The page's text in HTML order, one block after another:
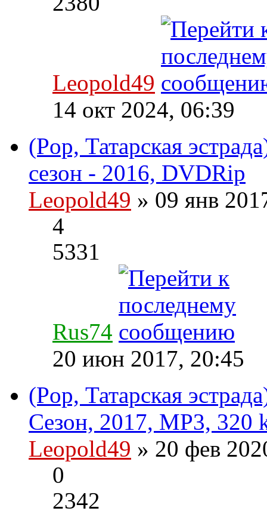
Leopold49
14 окт 2024, 06:39
(Pop, Татарская
сезон - 2016, DVDRip
Leopold49 » 09 янв
4
5331
Rus74
20 июн 2017, 20:45
(Pop, Татарская
Сезон, 2017, MP3, 320
Leopold49 » 20 фев
0
2342